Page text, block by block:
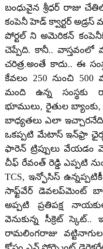
బంధువైన శ్రీధర్ రాజు
కంపెనీ హెడ్ క్వార్టర్
పోర్టల్ ని అమెరికన్
చెప్పేది. కానీ.. వాస్తవంలో
చరిత్ర.అంతే కాదు.. ఈ
కేవలం 250 నుంచి
మంది ఉన్న సంస్థకు
భూములు, రైతుల
బాధ్యతలు ఎలా ఇచ్చారనేది
ఒకప్పటి మేటాస్ ఇన్‌ఫ్రా
ఫారెన్ ట్రిప్పులు వేయడం
చీఫ్ రేవంత్ రెడ్డి ఎప్పటి
TCS, ఇన్ఫోసిస్
సాఫ్ట్‌వేర్‌ డెవలప్‌మెంట్‌
అప్పటి ప్రతిపక్ష
వెనుకున్న సీక్రెట్
రామలింగరాజు